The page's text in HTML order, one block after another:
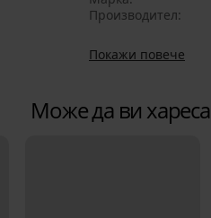
Производител
Покажи повече
Може да ви хареса